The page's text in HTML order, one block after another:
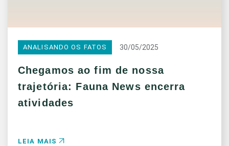
ANALISANDO OS FATOS 30/05/2025
Chegamos ao fim de nossa
trajetória: Fauna News encerra
atividades
LEIA MAIS